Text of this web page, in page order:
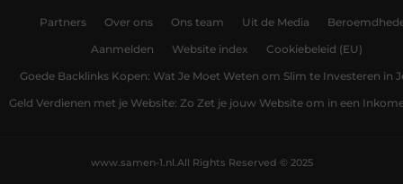
Partners Over ons Ons team Uit de Media
Aanmelden Website index Cookiebeleid (EU)
Goede Backlinks Kopen: Wat Je Moet Weten om Slim te Investeren in
Geld Verdienen met je Website: Zo Zet je jouw Website om in een
All Rights Reserved © 2025
www.samen-1.nl.